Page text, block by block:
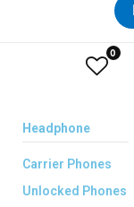
0
Headphone
Carrier Phones
Unlocked Phones